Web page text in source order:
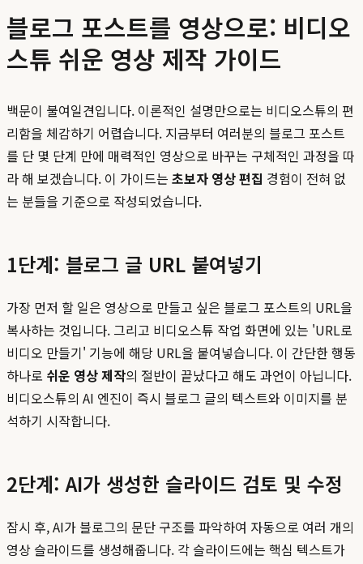
블로그 포스트를 영상으로: 비디오
스튜 쉬운 영상 제작 가이드
백문이 불여일견입니다. 이론적인 설명만으로는 비디오스튜의 편
리함을 체감하기 어렵습니다. 지금부터 여러분의 블로그 포스트
를 단 몇 단계 만에 매력적인 영상으로 바꾸는 구체적인 과정을 따
라 해 보겠습니다. 이 가이드는 초보자 영상 편집 경험이 전혀 없
는 분들을 기준으로 작성되었습니다.
1단계: 블로그 글 URL 붙여넣기
가장 먼저 할 일은 영상으로 만들고 싶은 블로그 포스트의 URL을
복사하는 것입니다. 그리고 비디오스튜 작업 화면에 있는 'URL로
비디오 만들기' 기능에 해당 URL을 붙여넣습니다. 이 간단한 행동
하나로 쉬운 영상 제작의 절반이 끝났다고 해도 과언이 아닙니다.
비디오스튜의 AI 엔진이 즉시 블로그 글의 텍스트와 이미지를 분
석하기 시작합니다.
2단계: AI가 생성한 슬라이드 검토 및 수정
잠시 후, AI가 블로그의 문단 구조를 파악하여 자동으로 여러 개의
영상 슬라이드를 생성해줍니다. 각 슬라이드에는 핵심 텍스트가